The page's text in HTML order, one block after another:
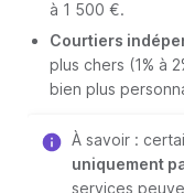
à 1 500 €.
Courtiers
plus chers (1% à
bien plus
À savoir :
uniquement
services